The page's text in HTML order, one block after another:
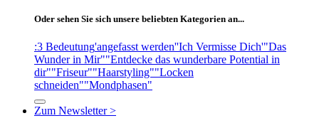
Oder sehen Sie sich unsere beliebten Kategorien an...
:3 Bedeutung'angefasst werden''Ich Vermisse Dich'"Das
Wunder in Mir""Entdecke das wunderbare Potential in
dir""Friseur""Haarstyling""Locken
schneiden""Mondphasen"
Zum Newsletter >